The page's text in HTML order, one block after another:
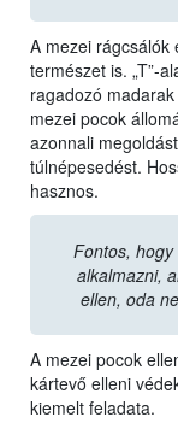
A mezei rágcsálók
természet is. „T”-
ragadozó
mezei pocok
azonnali
túlnépesedést.
hasznos.
Fontos,
alkalmazni,
ellen, oda
A mezei pocok
kártevő elleni
kiemelt feladata.